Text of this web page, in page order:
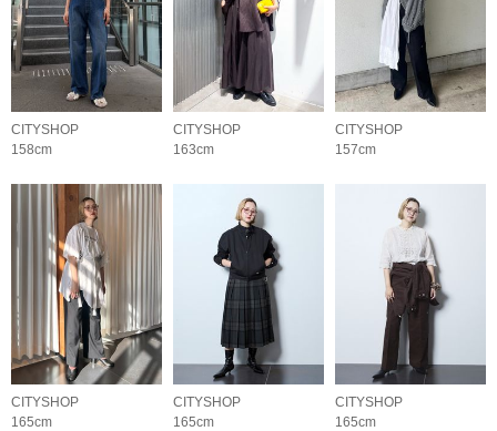
CITYSHOP
158cm
CITYSHOP
163cm
CITYSHOP
157cm
CITYSHOP
165cm
CITYSHOP
165cm
CITYSHOP
165cm